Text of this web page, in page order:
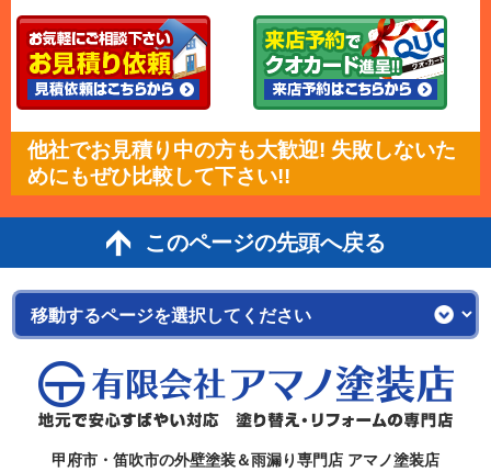
他社でお見積り中の方も大歓迎! 失敗しないた
めにもぜひ比較して下さい!!
このページの先頭へ戻る
甲府市・笛吹市の外壁塗装＆雨漏り専門店 アマノ塗装店